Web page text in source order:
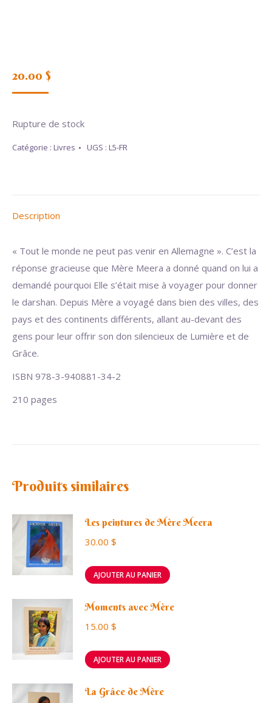
20.00 $
Rupture de stock
Catégorie : Livres UGS : L5-FR
Description
« Tout le monde ne peut pas venir en Allemagne ». C’est la
réponse gracieuse que Mère Meera a donné quand on lui a
demandé pourquoi Elle s’était mise à voyager pour donner
le darshan. Depuis Mère a voyagé dans bien des villes, des
pays et des continents différents, allant au-devant des
gens pour leur offrir son don silencieux de Lumière et de
Grâce.
ISBN 978-3-940881-34-2
210 pages
Produits similaires
Les peintures de Mère Meera
30.00 $
AJOUTER AU PANIER
Moments avec Mère
15.00 $
AJOUTER AU PANIER
La Grâce de Mère